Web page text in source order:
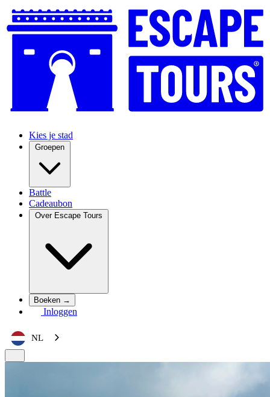
Kies je stad
Groepen
Battle
Cadeaubon
Over Escape Tours
Boeken →
Inloggen
NL